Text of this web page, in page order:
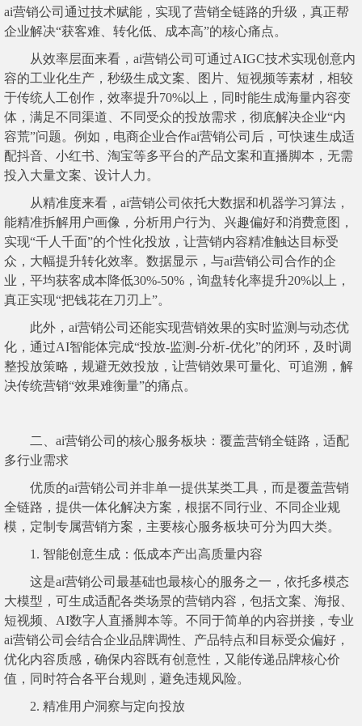
ai营销公司通过技术赋能，实现了营销全链路的升级，真正帮
企业解决“获客难、转化低、成本高”的核心痛点。
从效率层面来看，ai营销公司可通过AIGC技术实现创意内
容的工业化生产，秒级生成文案、图片、短视频等素材，相较
于传统人工创作，效率提升70%以上，同时能生成海量内容变
体，满足不同渠道、不同受众的投放需求，彻底解决企业“内
容荒”问题。例如，电商企业合作ai营销公司后，可快速生成适
配抖音、小红书、淘宝等多平台的产品文案和直播脚本，无需
投入大量文案、设计人力。
从精准度来看，ai营销公司依托大数据和机器学习算法，
能精准拆解用户画像，分析用户行为、兴趣偏好和消费意图，
实现“千人千面”的个性化投放，让营销内容精准触达目标受
众，大幅提升转化效率。数据显示，与ai营销公司合作的企
业，平均获客成本降低30%-50%，询盘转化率提升20%以上，
真正实现“把钱花在刀刃上”。
此外，ai营销公司还能实现营销效果的实时监测与动态优
化，通过AI智能体完成“投放-监测-分析-优化”的闭环，及时调
整投放策略，规避无效投放，让营销效果可量化、可追溯，解
决传统营销“效果难衡量”的痛点。
二、ai营销公司的核心服务板块：覆盖营销全链路，适配
多行业需求
优质的ai营销公司并非单一提供某类工具，而是覆盖营销
全链路，提供一体化解决方案，根据不同行业、不同企业规
模，定制专属营销方案，主要核心服务板块可分为四大类。
1. 智能创意生成：低成本产出高质量内容
这是ai营销公司最基础也最核心的服务之一，依托多模态
大模型，可生成适配各类场景的营销内容，包括文案、海报、
短视频、AI数字人直播脚本等。不同于简单的内容拼接，专业
ai营销公司会结合企业品牌调性、产品特点和目标受众偏好，
优化内容质感，确保内容既有创意性，又能传递品牌核心价
值，同时符合各平台规则，避免违规风险。
2. 精准用户洞察与定向投放